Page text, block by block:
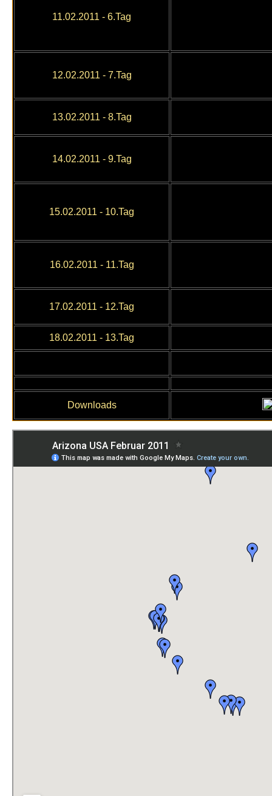
11.02.2011 - 6.Tag
12.02.2011 - 7.Tag
13.02.2011 - 8.Tag
14.02.2011 - 9.Tag
15.02.2011 - 10.Tag
16.02.2011 - 11.Tag
17.02.2011 - 12.Tag
18.02.2011 - 13.Tag
Downloads